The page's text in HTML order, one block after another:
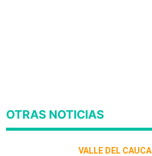
OTRAS NOTICIAS
VALLE DEL CAUCA